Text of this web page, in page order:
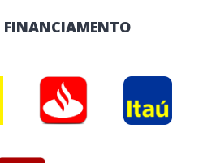
FINANCIAMENTO